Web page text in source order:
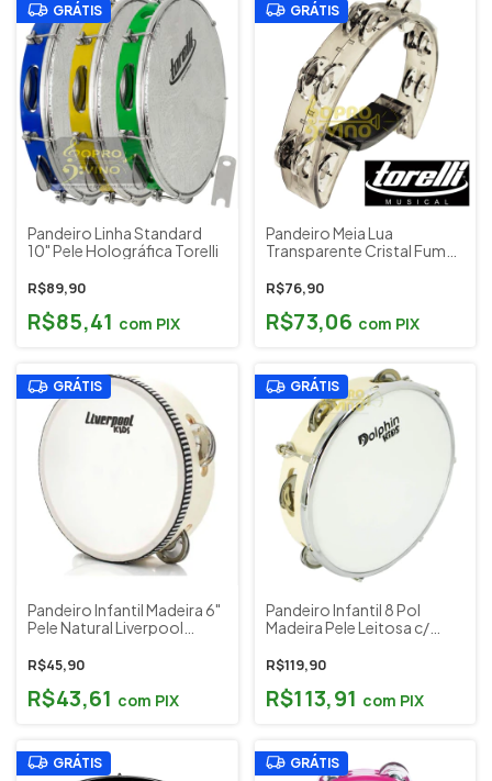
GRÁTIS
Pandeiro Linha Standard
10" Pele Holográfica Torelli
R$89,90
R$85,41 com PIX
GRÁTIS
Pandeiro Meia Lua
Transparente Cristal Fumê
R$76,90
R$73,06 com PIX
GRÁTIS
Pandeiro Infantil Madeira 6"
Pele Natural Liverpool
R$45,90
R$43,61 com PIX
GRÁTIS
Pandeiro Infantil 8 Pol
Madeira Pele Leitosa c/
8889
R$119,90
R$113,91 com PIX
GRÁTIS GRÁTIS